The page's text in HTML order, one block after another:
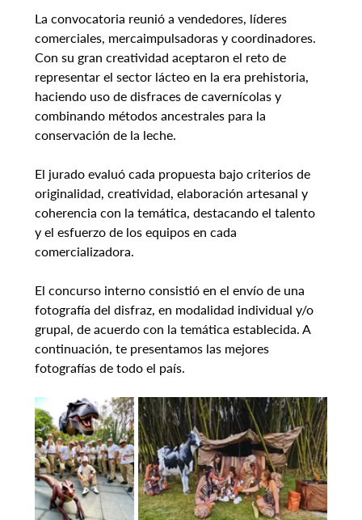
La convocatoria reunió a vendedores, líderes
comerciales, mercaimpulsadoras y coordinadores.
Con su gran creatividad aceptaron el reto de
representar el sector lácteo en la era prehistoria,
haciendo uso de disfraces de cavernícolas y
combinando métodos ancestrales para la
conservación de la leche.
El jurado evaluó cada propuesta bajo criterios de
originalidad, creatividad, elaboración artesanal y
coherencia con la temática, destacando el talento
y el esfuerzo de los equipos en cada
comercializadora.
El concurso interno consistió en el envío de una
fotografía del disfraz, en modalidad individual y/o
grupal, de acuerdo con la temática establecida. A
continuación, te presentamos las mejores
fotografías de todo el país.